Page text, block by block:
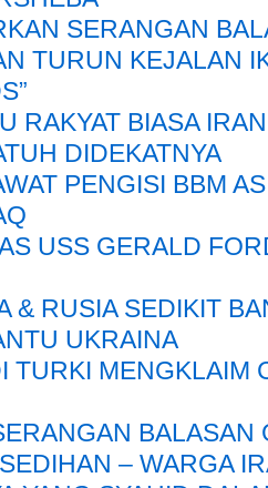
SERANGAN
TURUN KEJALAN
RAKYAT BIASA
DIDEKATNYA
PENGISI BBM
USS GERALD
& RUSIA SEDIKIT
UKRAINA
TURKI MENGKLAIM
BALASAN
– WARGA